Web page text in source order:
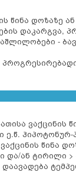
წინა დოზაზე
დაკარგვა,
-
ვაქცინის
ე.წ.
წინა
ან ტირილი >
დაავადება